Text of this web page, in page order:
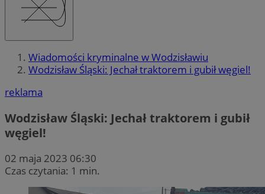
Wiadomości kryminalne w Wodzisławiu
Wodzisław Śląski: Jechał traktorem i gubił węgiel!
reklama
Wodzisław Śląski: Jechał traktorem i gubił
węgiel!
02 maja 2023 06:30
Czas czytania: 1 min.